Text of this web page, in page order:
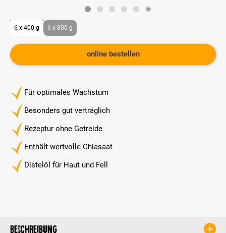
Für optimales Wachstum
Besonders gut verträglich
Rezeptur ohne Getreide
Enthält wertvolle Chiasaat
Distelöl für Haut und Fell
6 x 400 g 6 x 800 g
online bestellen
Beschreibung